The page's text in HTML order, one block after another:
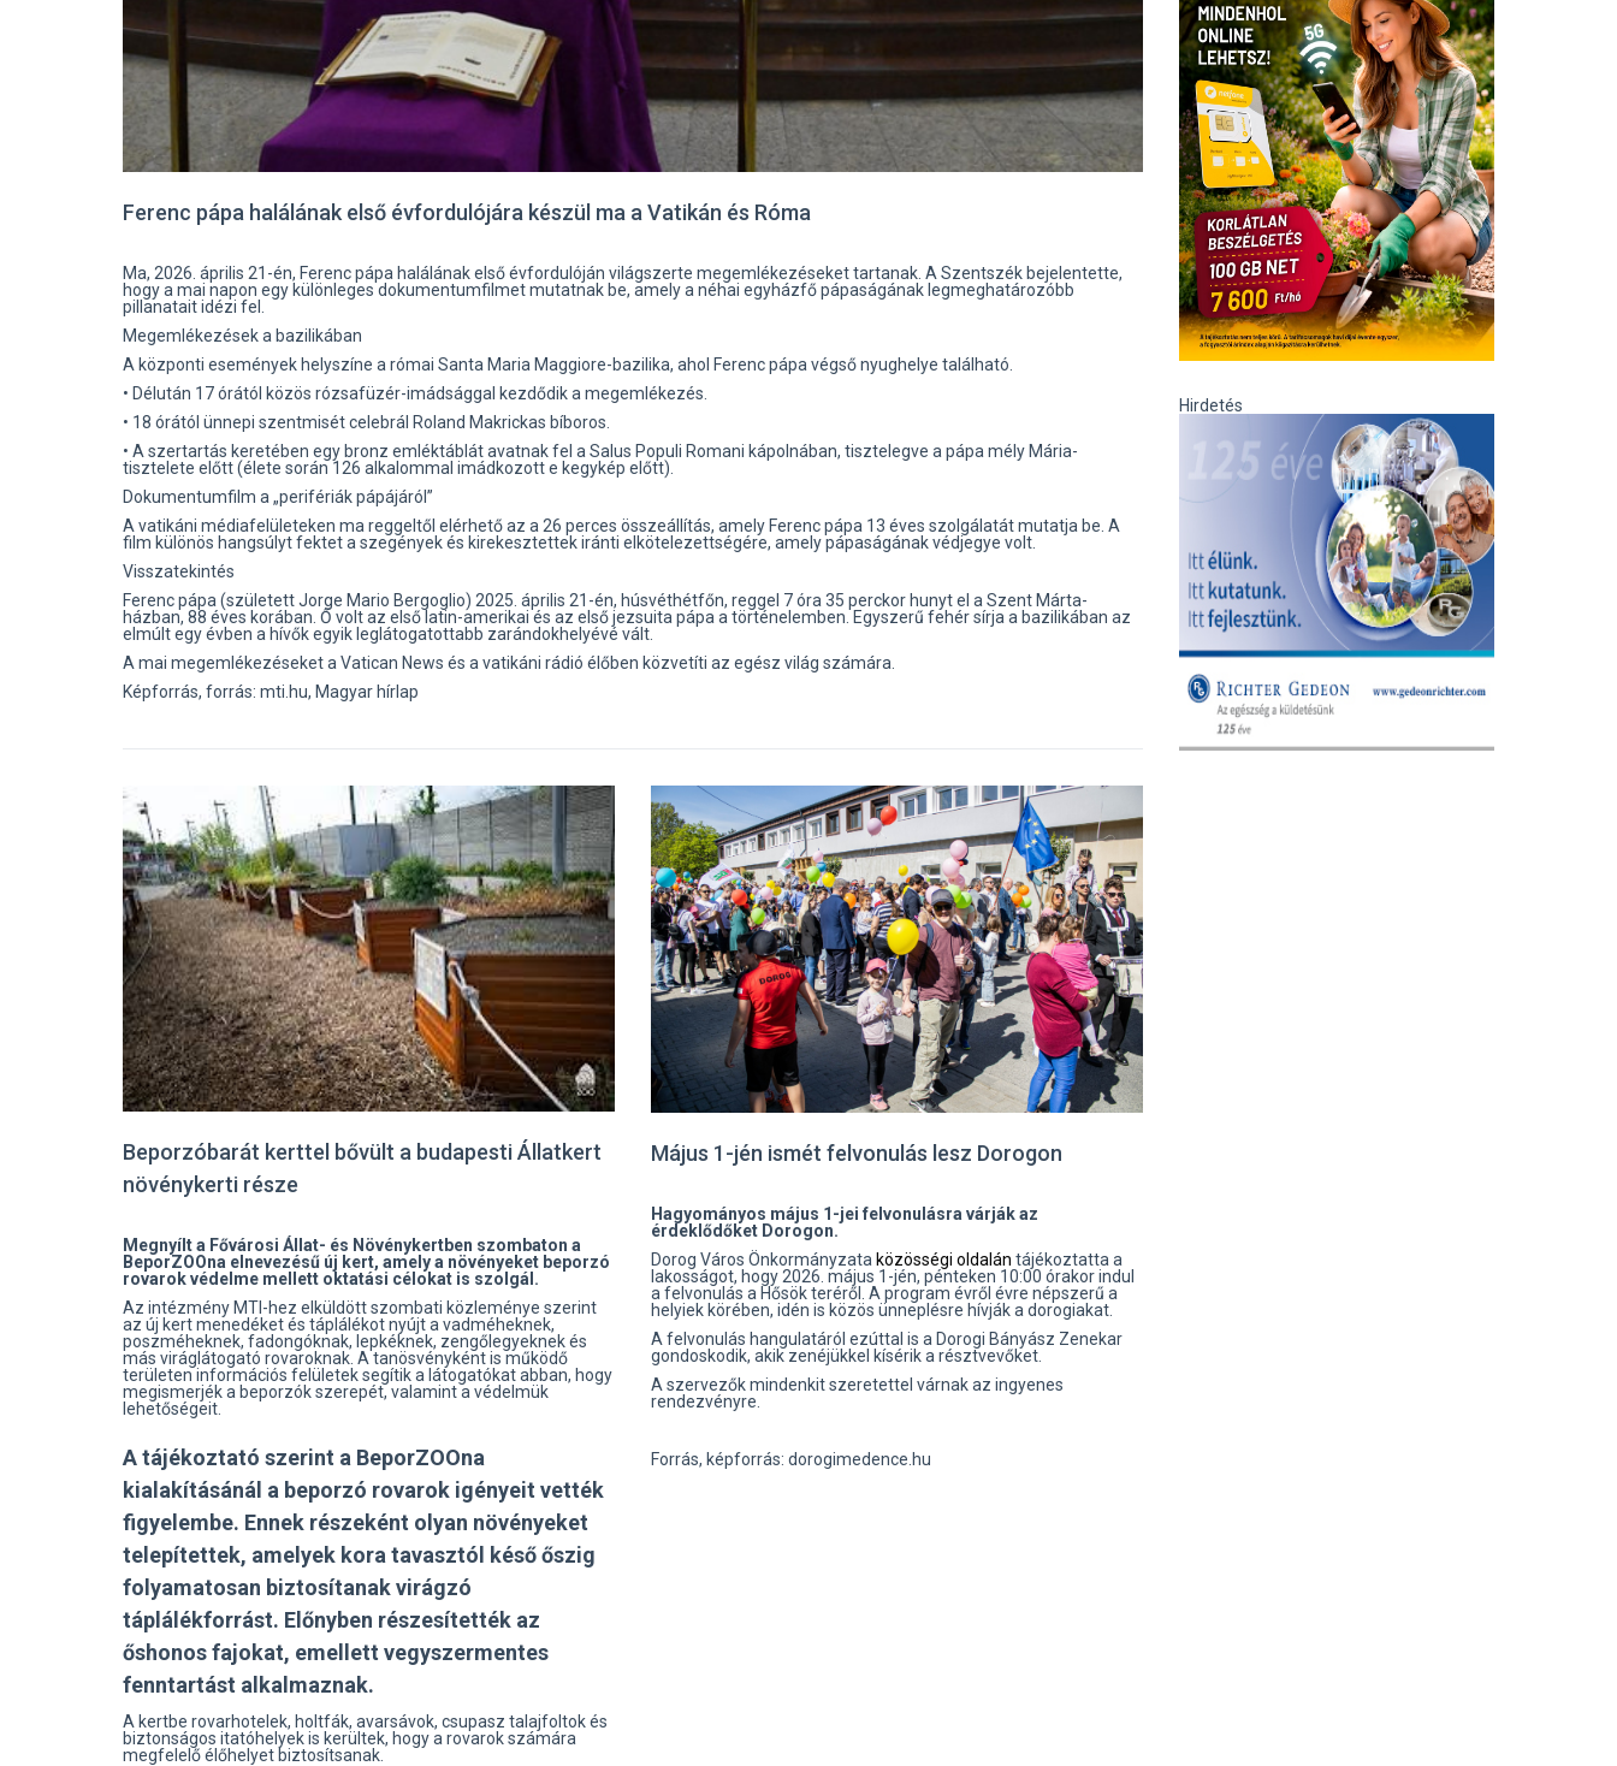
Ferenc pápa halálának első évfordulójára készül ma a Vatikán és Róma
Ma, 2026. április 21-én, Ferenc pápa halálának első évfordulóján világszerte megemlékezéseket tartanak. A Szentszék bejelentette,
hogy a mai napon egy különleges dokumentumfilmet mutatnak be, amely a néhai egyházfő pápaságának legmeghatározóbb
pillanatait idézi fel.
Megemlékezések a bazilikában
A központi események helyszíne a római Santa Maria Maggiore-bazilika, ahol Ferenc pápa végső nyughelye található.
• Délután 17 órától közös rózsafüzér-imádsággal kezdődik a megemlékezés.
• 18 órától ünnepi szentmisét celebrál Roland Makrickas bíboros.
• A szertartás keretében egy bronz emléktáblát avatnak fel a Salus Populi Romani kápolnában, tisztelegve a pápa mély Mária-
tisztelete előtt (élete során 126 alkalommal imádkozott e kegykép előtt).
Dokumentumfilm a „perifériák pápájáról”
A vatikáni médiafelületeken ma reggeltől elérhető az a 26 perces összeállítás, amely Ferenc pápa 13 éves szolgálatát mutatja be. A
film különös hangsúlyt fektet a szegények és kirekesztettek iránti elkötelezettségére, amely pápaságának védjegye volt.
Visszatekintés
Ferenc pápa (született Jorge Mario Bergoglio) 2025. április 21-én, húsvéthétfőn, reggel 7 óra 35 perckor hunyt el a Szent Márta-
házban, 88 éves korában. Ő volt az első latin-amerikai és az első jezsuita pápa a történelemben. Egyszerű fehér sírja a bazilikában az
elmúlt egy évben a hívők egyik leglátogatottabb zarándokhelyévé vált.
A mai megemlékezéseket a Vatican News és a vatikáni rádió élőben közvetíti az egész világ számára.
Képforrás, forrás: mti.hu, Magyar hírlap
Beporzóbarát kerttel bővült a budapesti Állatkert
növénykerti része
Megnyílt a Fővárosi Állat- és Növénykertben szombaton a
BeporZOOna elnevezésű új kert, amely a növényeket beporzó
rovarok védelme mellett oktatási célokat is szolgál.
Az intézmény MTI-hez elküldött szombati közleménye szerint
az új kert menedéket és táplálékot nyújt a vadméheknek,
poszméheknek, fadongóknak, lepkéknek, zengőlegyeknek és
más viráglátogató rovaroknak. A tanösvényként is működő
területen információs felületek segítik a látogatókat abban, hogy
megismerjék a beporzók szerepét, valamint a védelmük
lehetőségeit.
A tájékoztató szerint a BeporZOOna
kialakításánál a beporzó rovarok igényeit vették
figyelembe. Ennek részeként olyan növényeket
telepítettek, amelyek kora tavasztól késő őszig
folyamatosan biztosítanak virágzó
táplálékforrást. Előnyben részesítették az
őshonos fajokat, emellett vegyszermentes
fenntartást alkalmaznak.
A kertbe rovarhotelek, holtfák, avarsávok, csupasz talajfoltok és
biztonságos itatóhelyek is kerültek, hogy a rovarok számára
megfelelő élőhelyet biztosítsanak.
Május 1-jén ismét felvonulás lesz Dorogon
Hagyományos május 1-jei felvonulásra várják az
érdeklődőket Dorogon.
Dorog Város Önkormányzata közösségi oldalán tájékoztatta a
lakosságot, hogy 2026. május 1-jén, pénteken 10:00 órakor indul
a felvonulás a Hősök teréről. A program évről évre népszerű a
helyiek körében, idén is közös ünneplésre hívják a dorogiakat.
A felvonulás hangulatáról ezúttal is a Dorogi Bányász Zenekar
gondoskodik, akik zenéjükkel kísérik a résztvevőket.
A szervezők mindenkit szeretettel várnak az ingyenes
rendezvényre.
Forrás, képforrás: dorogimedence.hu
Hirdetés